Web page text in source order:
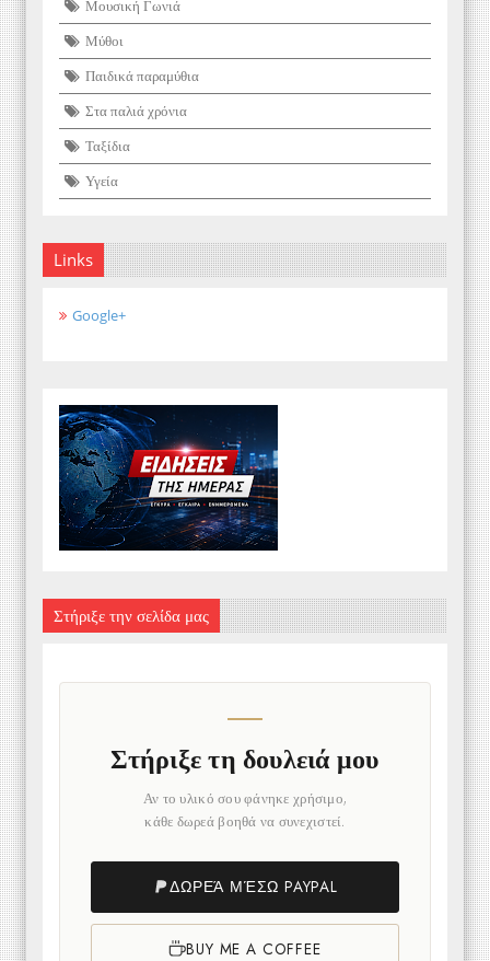
Μουσική Γωνιά
Μύθοι
Παιδικά παραμύθια
Στα παλιά χρόνια
Ταξίδια
Υγεία
Links
Google+
Στήριξε την σελίδα μας
Στήριξε τη δουλειά μου
Αν το υλικό σου φάνηκε χρήσιμο,
κάθε δωρεά βοηθά να συνεχιστεί.
ΔΩΡΕΆ ΜΈΣΩ PAYPAL
BUY ME A COFFEE